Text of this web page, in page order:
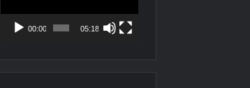
00:00 05:18